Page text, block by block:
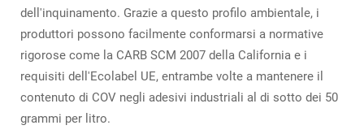
dell'inquinamento. Grazie a questo profilo ambientale, i
produttori possono facilmente conformarsi a normative
rigorose come la CARB SCM 2007 della California e i
requisiti dell'Ecolabel UE, entrambe volte a mantenere il
contenuto di COV negli adesivi industriali al di sotto dei 50
grammi per litro.